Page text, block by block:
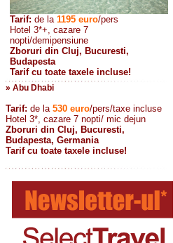
Tarif: de la 1195 euro/pers
Hotel 3*+, cazare 7
nopti/demipensiune
Zboruri din Cluj, Bucuresti,
Budapesta
Tarif cu toate taxele incluse!
» Abu Dhabi
Tarif: de la 530 euro/pers/taxe incluse
Hotel 3*, cazare 7 nopti/ mic dejun
Zboruri din Cluj, Bucuresti,
Budapesta, Germania
Tarif cu toate taxele incluse!